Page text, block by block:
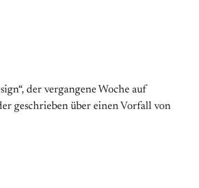
der vergangene Woche auf
geschrieben über einen Vorfall von